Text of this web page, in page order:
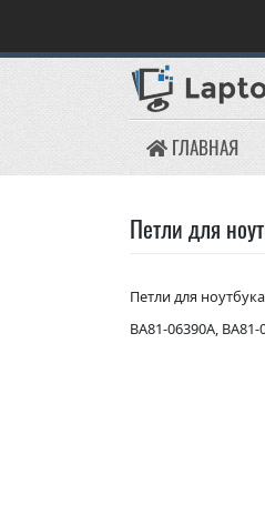
content
ГЛАВНАЯ
Петли для
Петли для
BA81-06390A, BA81-